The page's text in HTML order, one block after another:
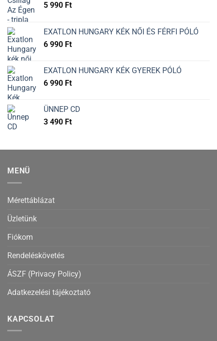
5 990 Ft
EXATLON HUNGARY KÉK NŐI ÉS FÉRFI PÓLÓ
6 990 Ft
EXATLON HUNGARY KÉK GYEREK PÓLÓ
6 990 Ft
ÜNNEP CD
3 490 Ft
MENÜ
Mérettáblázat
Üzletünk
Fiókom
Rendeléskövetés
ÁSZF (Privacy Policy)
Adatkezelési tájékoztató
KAPCSOLAT